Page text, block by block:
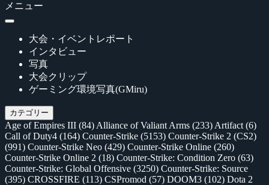
メニュー
大会・イベントレポート
インタビュー
写真
大会クリップ
ゲーミング環境写真(GMiru)
カテゴリー
Age of Empires III (84) Alliance of Valiant Arms (233) Artifact (6)
Call of Duty4 (164) Counter-Strike (5153) Counter-Strike 2 (CS2)
(991) Counter-Strike Neo (429) Counter-Strike Online (260)
Counter-Strike Online 2 (18) Counter-Strike: Condition Zero (63)
Counter-Strike: Global Offensive (3250) Counter-Strike: Source
(395) CROSSFIRE (113) CSPromod (57) DOOM3 (102) Dota 2